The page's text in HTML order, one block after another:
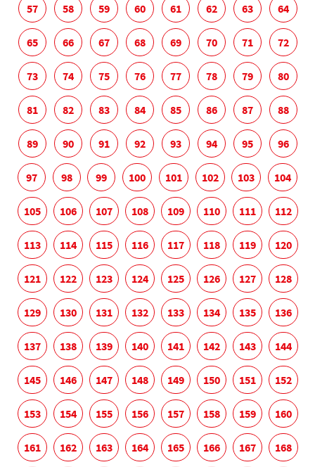
57 58 59 60 61 62 63 64
65 66 67 68 69 70 71 72
73 74 75 76 77 78 79 80
81 82 83 84 85 86 87 88
89 90 91 92 93 94 95 96
97 98 99 100 101 102 103 104
105 106 107 108 109 110 111 112
113 114 115 116 117 118 119 120
121 122 123 124 125 126 127 128
129 130 131 132 133 134 135 136
137 138 139 140 141 142 143 144
145 146 147 148 149 150 151 152
153 154 155 156 157 158 159 160
161 162 163 164 165 166 167 168